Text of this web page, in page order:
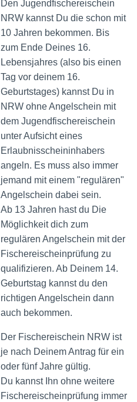
Den Jugendfischereischein
NRW kannst Du die schon mit
10 Jahren bekommen. Bis
zum Ende Deines 16.
Lebensjahres (also bis einen
Tag vor deinem 16.
Geburtstages) kannst Du in
NRW ohne Angelschein mit
dem Jugendfischereischein
unter Aufsicht eines
Erlaubnisscheininhabers
angeln. Es muss also immer
jemand mit einem "regulären"
Angelschein dabei sein.
Ab 13 Jahren hast du Die
Möglichkeit dich zum
regulären Angelschein mit der
Fischereischeinprüfung zu
qualifizieren. Ab Deinem 14.
Geburtstag kannst du den
richtigen Angelschein dann
auch bekommen.
Der Fischereischein NRW ist
je nach Deinem Antrag für ein
oder fünf Jahre gültig.
Du kannst Ihn ohne weitere
Fischereischeinprüfung immer